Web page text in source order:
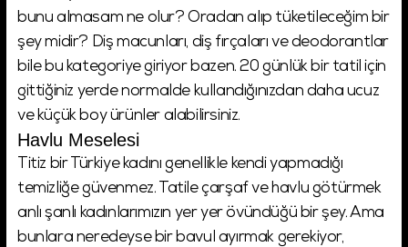
bunu almasam ne olur? Oradan alıp tüketileceğim bir
şey midir? Diş macunları, diş fırçaları ve deodorantlar
bile bu kategoriye giriyor bazen. 20 günlük bir tatil için
gittiğiniz yerde normalde kullandığınızdan daha ucuz
ve küçük boy ürünler alabilirsiniz.
Havlu Meselesi
Titiz bir Türkiye kadını genellikle kendi yapmadığı
temizliğe güvenmez. Tatile çarşaf ve havlu götürmek
anlı şanlı kadınlarımızın yer yer övündüğü bir şey. Ama
bunlara neredeyse bir bavul ayırmak gerekiyor,